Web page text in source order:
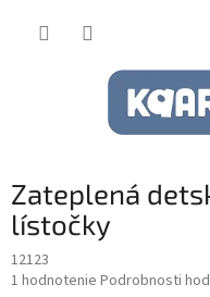
Zateplená
lístočky
12123
Priemerné
1 hodnotenie Podrobnosti